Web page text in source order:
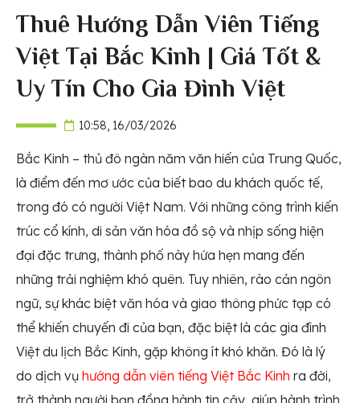
Thuê Hướng Dẫn Viên Tiếng
Việt Tại Bắc Kinh | Giá Tốt &
Uy Tín Cho Gia Đình Việt
10:58, 16/03/2026
Bắc Kinh – thủ đô ngàn năm văn hiến của Trung Quốc,
là điểm đến mơ ước của biết bao du khách quốc tế,
trong đó có người Việt Nam. Với những công trình kiến
trúc cổ kính, di sản văn hóa đồ sộ và nhịp sống hiện
đại đặc trưng, thành phố này hứa hẹn mang đến
những trải nghiệm khó quên. Tuy nhiên, rào cản ngôn
ngữ, sự khác biệt văn hóa và giao thông phức tạp có
thể khiến chuyến đi của bạn, đặc biệt là các gia đình
Việt du lịch Bắc Kinh, gặp không ít khó khăn. Đó là lý
do dịch vụ hướng dẫn viên tiếng Việt Bắc Kinh ra đời,
trở thành người bạn đồng hành tin cậy, giúp hành trình